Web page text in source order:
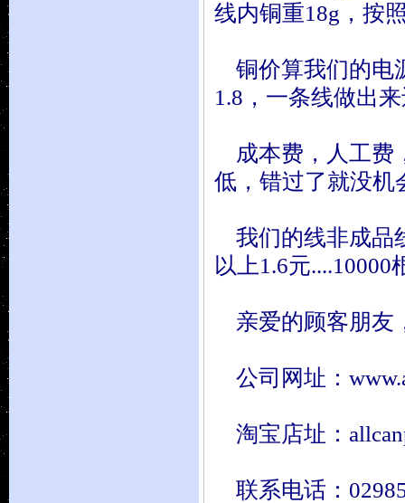
线内铜重18g，按
铜价算我们的电
1.8，一条线做出
成本费，人工费
低，错过了就没机
我们的线非成品
以上1.6元....10000
亲爱的顾客朋友
公司网址：
淘宝店址：
联系电话：